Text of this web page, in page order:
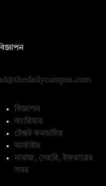
বিজ্ঞাপন
ক্যারিয়ার
টেক্সট কনভার্টার
আর্কাইভ
নামাজ, সেহরি, ইফতারের
সময়